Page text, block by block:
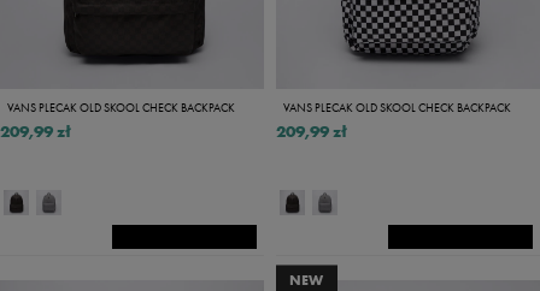
VANS PLECAK OLD SKOOL CHECK BACKPACK
209,99 zł
VANS PLECAK OLD SKOOL CHECK BACKPACK
209,99 zł
NEW